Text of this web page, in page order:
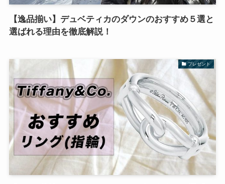
【逸品揃い】デュベティカのダウンのおすすめ５選と
選ばれる理由を徹底解説！
プレゼント